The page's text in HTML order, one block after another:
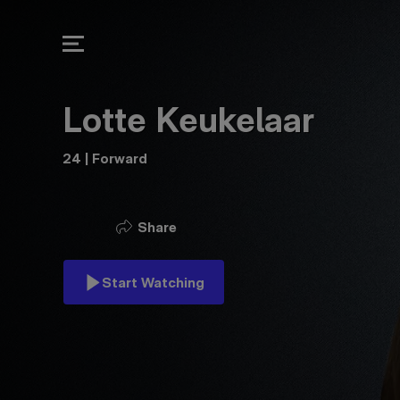
Lotte
Lotte Keukelaar
24 | Forward
Share
Start Watching